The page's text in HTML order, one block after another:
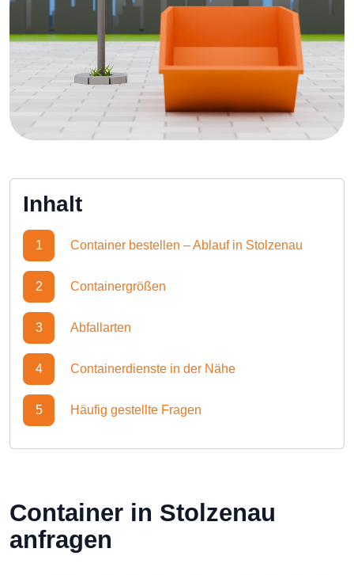
Inhalt
1 Container bestellen – Ablauf in Stolzenau
2 Containergrößen
3 Abfallarten
4 Containerdienste in der Nähe
5 Häufig gestellte Fragen
Container in Stolzenau
anfragen